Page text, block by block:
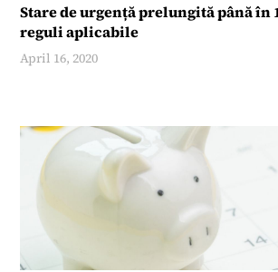
Stare de urgență prelungită până în
reguli aplicabile
April 16, 2020